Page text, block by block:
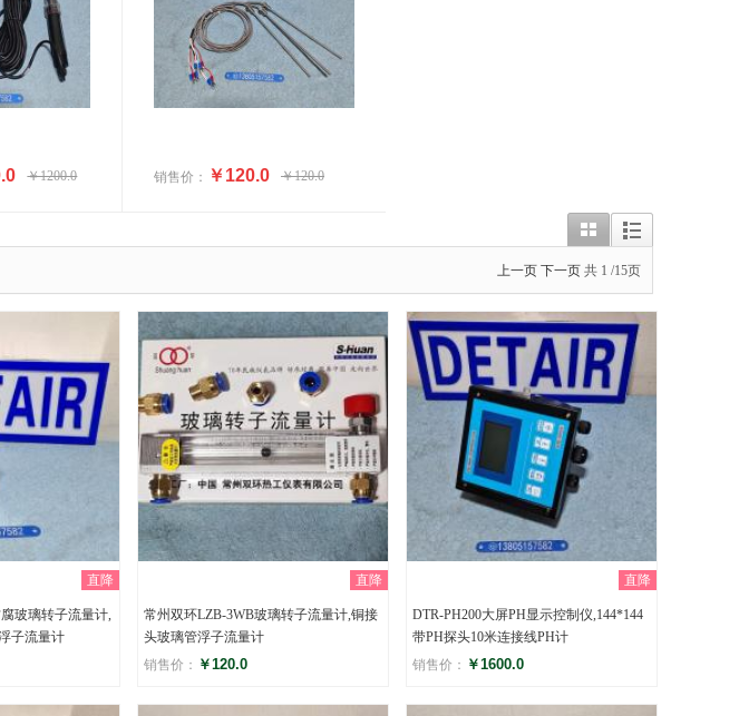
￥1200.0 销售价： ￥120.0 ￥120.0
上一页 下一页 共 1 /15页
直降
玻璃转子流量计,
子流量计
直降
常州双环LZB-3WB玻璃转子流量计,铜接
头玻璃管浮子流量计
销售价： ￥120.0
评分
直降
DTR-PH200大屏PH显示控制仪,144*144
带PH探头10米连接线PH计
销售价： ￥1600.0
评分